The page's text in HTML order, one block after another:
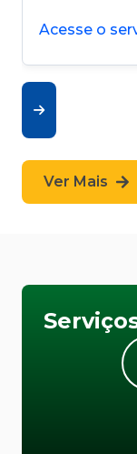
Acesse o
Ver Mais